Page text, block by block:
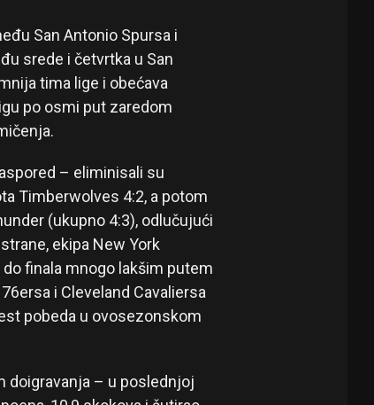
San Antonio Spursa i
srede i četvrtka u San
tima lige i obećava
po osmi put zaredom
– eliminisali su
Timberwolves 4:2, a potom
(ukupno 4:3), odlučujući
ekipa New York
finala mnogo lakšim putem
i Cleveland Cavaliersa
pobeda u ovosezonskom
doigravanja – u poslednjoj